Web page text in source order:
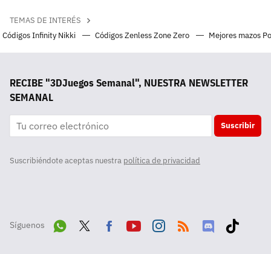
TEMAS DE INTERÉS
Códigos Infinity Nikki
Códigos Zenless Zone Zero Mejores mazos
RECIBE "3DJuegos Semanal", NUESTRA NEWSLETTER
SEMANAL
Suscribir
Suscribiéndote aceptas nuestra política de privacidad
Síguenos